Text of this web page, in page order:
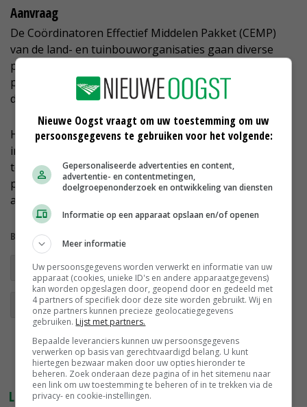
Aanvraag
De Coördinatoren Effectief Middelen Pakket (CEMP)
van de land- en tuinbouworganisaties gaan diverse
producenten en distributeurs van RUB-middelen
porren om een aanvraag tot toelating te doen, zodat
deze middelen kunnen worden behouden.
Het Ctgb houdt op 23 november een
informatiebijeenkomst over het aanvragen van een
toelating. Het college meldt dat in een week tijd 25
producenten en distributeurs zich hiervoor hebben
aangemeld.
Bekijk meer over:
Regeling Uitzondering Bestrijdingsmiddelen (RUB)
bier
LEES OOK
Nieuwe Oogst vraagt om uw toestemming om uw
persoonsgegevens te gebruiken voor het volgende:
Gepersonaliseerde advertenties en content,
advertentie- en contentmetingen,
doelgroepenonderzoek en ontwikkeling van diensten
Informatie op een apparaat opslaan en/of openen
Meer informatie
Uw persoonsgegevens worden verwerkt en informatie van uw
apparaat (cookies, unieke ID's en andere apparaatgegevens)
kan worden opgeslagen door, geopend door en gedeeld met
4 partners of specifiek door deze site worden gebruikt. Wij en
onze partners kunnen precieze geolocatiegegevens
gebruiken. Lijst met partners.
Bepaalde leveranciers kunnen uw persoonsgegevens
verwerken op basis van gerechtvaardigd belang. U kunt
hiertegen bezwaar maken door uw opties hieronder te
beheren. Zoek onderaan deze pagina of in het sitemenu naar
een link om uw toestemming te beheren of in te trekken via de
privacy- en cookie-instellingen.